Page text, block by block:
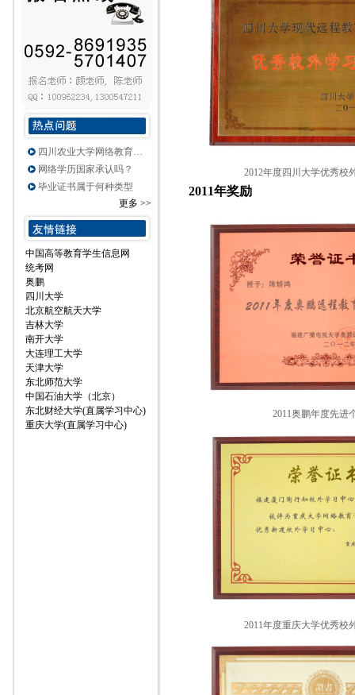
四川农业大学网络教育…
网络学历国家承认吗？
毕业证书属于何种类型
更多 >>
中国高等教育学生信息网
统考网
奥鹏
四川大学
北京航空航天大学
吉林大学
南开大学
大连理工大学
天津大学
东北师范大学
中国石油大学（北京）
东北财经大学(直属学习中心)
重庆大学(直属学习中心)
2012年度四川大学优秀校
2011年奖励
2011奥鹏年度先进
2011年度重庆大学优秀校